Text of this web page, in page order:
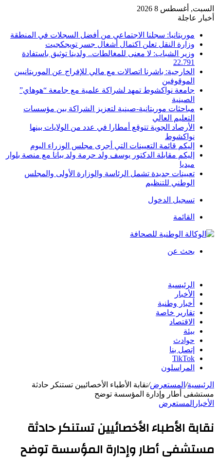
السبت, أغسطس 8 2026
أخبار عاجلة
موريتانيا: سجلنا الاجتماعي من أفضل السجلات في المنطقة
وزارة النقل تعلن اكتمال أشغال جسر تويجكجيت
وزير الشباب: لا معنى للمغالطات.. ولدينا توثيق باستفادة
22.791
الخارجية: باشرنا اتصالات مع مالي للإفراج عن الموريتانيين
الموقوفين
جامعة نواكشوط تمهد لشراكة علمية مع جامعة “هوهاي”
الصينية
مباحثات موريتانية-صينية لتعزيز الشراكة بين مؤسسات
التعليم العالي
الأرصاد الجوية تتوقع أمطارا في عدد من الولايات بينها
نواكشوط
إليكم قائمة التعيينات التي أجرى مجلس الوزراء اليوم
إليكم مقابلة الدكتور يوسف ولد حرمة ولد ببانا مع منصة بلوار
ميديا
تعيينات جديدة تشمل الرئاسة والوزارة الأولى والمجلس
الوطني للتنظيم
تسجيل الدخول
القائمة
بحث عن
الرئيسية
الأخبار
أخبار وطنية
تقارير خاصة
الاقتصاد
بيئة
حوادث
إتصل بنا
TikTok
المراسلون
الرئيسية/ المستعرض/نقابة الأطباء الأخصائيين تستنكر حادثة
مستشفى أطار وإدارة المؤسسة توضح
الأخبار المستعرض
نقابة الأطباء الأخصائيين تستنكر حادثة
مستشفى أطار وإدارة المؤسسة توضح